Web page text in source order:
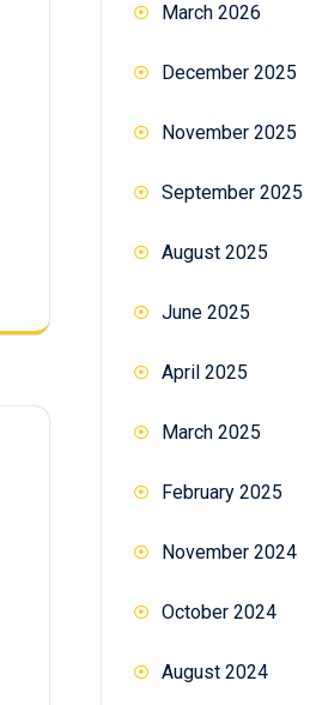
March 2026
December 2025
November 2025
September 2025
August 2025
June 2025
April 2025
March 2025
February 2025
November 2024
October 2024
August 2024